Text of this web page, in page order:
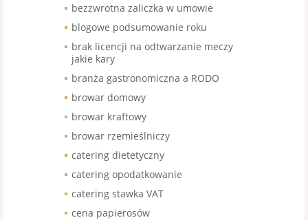
bezzwrotna zaliczka w umowie
blogowe podsumowanie roku
brak licencji na odtwarzanie meczy
jakie kary
branża gastronomiczna a RODO
browar domowy
browar kraftowy
browar rzemieślniczy
catering dietetyczny
catering opodatkowanie
catering stawka VAT
cena papierosów